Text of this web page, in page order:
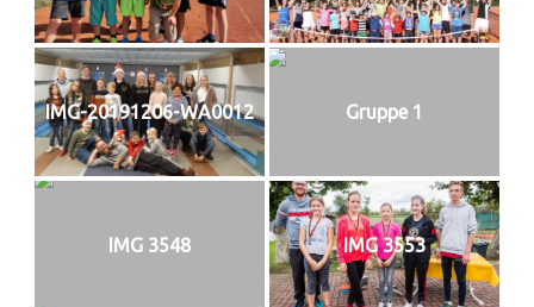
IMG-20191206-WA0012 Gruppe 1
IMG 3548 IMG 3553